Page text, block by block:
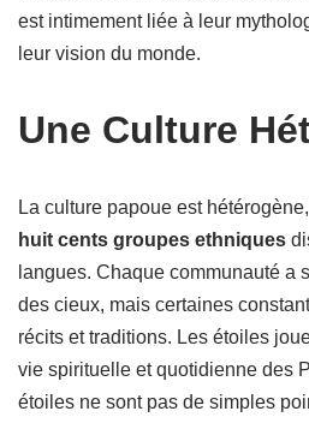
est intimement liée à leur
leur vision du monde.
Une Culture
La culture papoue est
huit cents groupes ethniques
langues. Chaque communauté a
des cieux, mais certaines
récits et traditions. Les étoiles
vie spirituelle et quotidienne des
étoiles ne sont pas de simples